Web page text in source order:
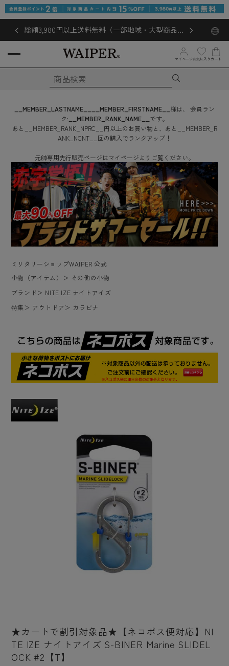
総額3,980円以上送料無料（一部地域・大型商品対
マイページ お気に入り カート
__MEMBER_LASTNAME__ __MEMBER_FIRSTNAME__ 様は、
会員ラン
ク: __MEMBER_RANK_NAME__ です。
あと
__MEMBER_RANK_NPRC__ 円以上のお買い物と、あと
__MEMBER_R
ANK_NCNT__ 回の購入でランクアップ！
元帥専用先行販売ページはマイページよりご覧ください。
ミリタリーショップWAIPER 公式
小物（アイテム）
＞ その他の小物
ブランド＞ NITE IZE ナイトアイズ
特集 ＞ アウトドア ＞ カラビナ
★カートで割引対象品★【ネコポス便対応】NI
TE IZE ナイトアイズ S-BINER Marine SLIDEL
OCK #2【T】